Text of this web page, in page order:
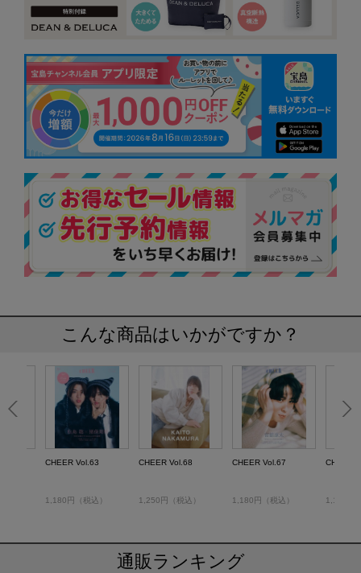
こんな商品はいかがですか？
CHEER Vol.63
1,180円（税込）
CHEER Vol.68
1,250円（税込）
CHEER Vol.67
1,180円（税込）
CHEER
1,180円
通販ランキング